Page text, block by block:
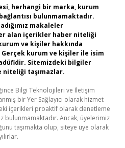
herhangi bir marka, kurum
bulunmamaktadır.
makaleler
alan içerikler haber niteliği
ve kişiler hakkında
Gerçek kurum ve kişiler ile isim
Sitemizdeki bilgiler
taşımazlar.
Bilgi Teknolojileri ve İletişim
bir Yer Sağlayıcı olarak hizmet
içerikleri proaktif olarak denetleme
bulunmamaktadır. Ancak, üyelerimiz
taşımakta olup, siteye üye olarak